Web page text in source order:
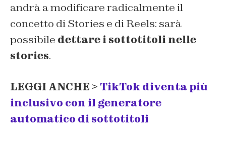
andrà a modificare radicalmente il
concetto di Stories e di Reels: sarà
possibile dettare i sottotitoli nelle
stories.
LEGGI ANCHE > TikTok diventa più
inclusivo con il generatore
automatico di sottotitoli